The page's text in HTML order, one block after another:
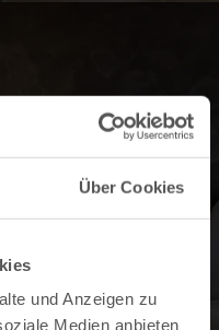
Über Cookies
und Anzeigen zu
Medien anbieten